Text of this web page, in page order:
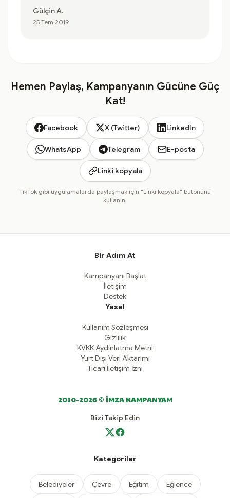
Gülçin A.
25 Tem 2019
Hemen Paylaş, Kampanyanın Gücüne Güç
Kat!
Facebook X (Twitter) LinkedIn
WhatsApp Telegram E-posta
Linki kopyala
TikTok gibi uygulamalarda paylaşmak için "Linki kopyala" butonunu
kullanın.
Bir Adım At
Kampanyanı Başlat
İletişim
Destek
Yasal
Kullanım Sözleşmesi
Gizlilik
KVKK Aydınlatma Metni
Yurt Dışı Veri Aktarımı
Ticari İletişim İzni
2010-2026 © İMZA KAMPANYAM
Bizi Takip Edin
Kategoriler
Belediyeler Çevre Eğitim Eğlence